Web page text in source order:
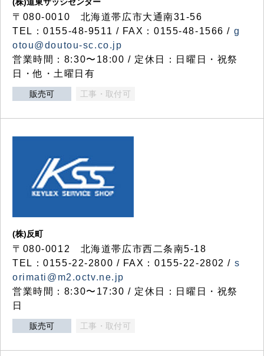
〒080-0010 北海道帯広市大通南31-56
TEL：0155-48-9511 / FAX：0155-48-1566 / g
otou@doutou-sc.co.jp
営業時間：8:30〜18:00 / 定休日：日曜日・祝祭
日・他・土曜日有
販売可 工事・取付可
(株)反町
〒080-0012 北海道帯広市西二条南5-18
TEL：0155-22-2800 / FAX：0155-22-2802 / s
orimati@m2.octv.ne.jp
営業時間：8:30〜17:30 / 定休日：日曜日・祝祭
日
販売可 工事・取付可